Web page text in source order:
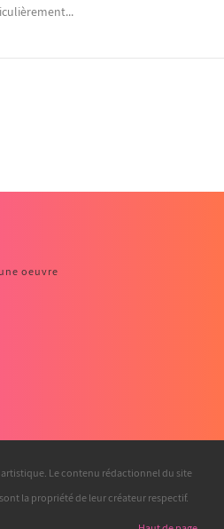
oeuvre
Le contenu rédactionnel du site
la propriété de leur créateur respectif.